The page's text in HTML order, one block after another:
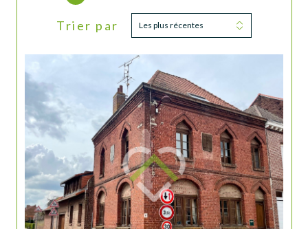
Trier par Les plus récentes